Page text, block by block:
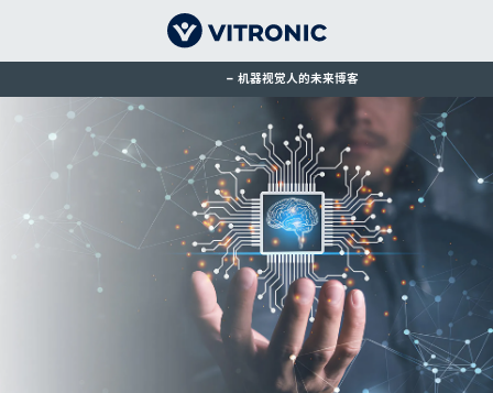
机器视觉人的未来博客